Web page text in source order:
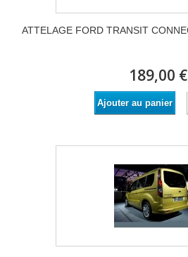
ATTELAGE FORD TRANSIT
189,00 €
Ajouter au panier